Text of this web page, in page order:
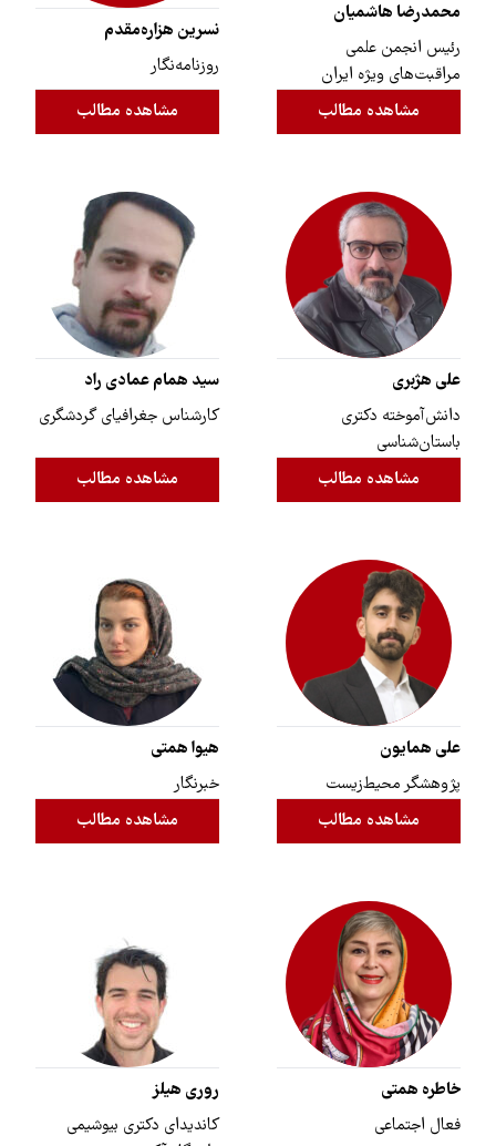
محمدرضا هاشمیان
رئیس انجمن علمی
مراقبت‌های ویژه ایران
مشاهده مطالب
نسرین هزاره‌مقدم
روزنامه‌نگار
مشاهده مطالب
علی هژبری
دانش‌آموخته دکتری
باستان‌شناسی
مشاهده مطالب
سید همام عمادی راد
کارشناس جغرافیای گردشگری
مشاهده مطالب
علی همایون
پژوهشگر محیط‌زیست
مشاهده مطالب
هیوا همتی
خبرنگار
مشاهده مطالب
خاطره همتی
فعال اجتماعی
روری هیلز
کاندیدای دکتری بیوشیمی